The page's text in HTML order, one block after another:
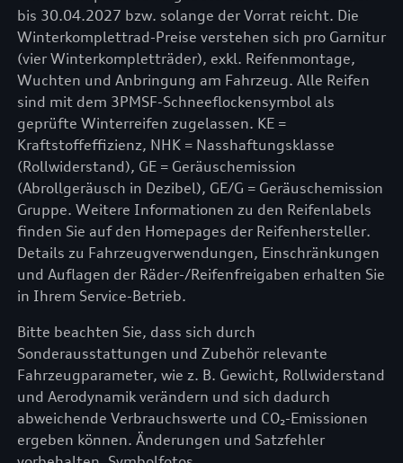
bis 30.04.2027 bzw. solange der Vorrat reicht. Die
Winterkomplettrad-Preise verstehen sich pro Garnitur
(vier Winterkompletträder), exkl. Reifenmontage,
Wuchten und Anbringung am Fahrzeug. Alle Reifen
sind mit dem 3PMSF-Schneeflockensymbol als
geprüfte Winterreifen zugelassen. KE =
Kraftstoffeffizienz, NHK = Nasshaftungsklasse
(Rollwiderstand), GE = Geräuschemission
(Abrollgeräusch in Dezibel), GE/G = Geräuschemission
Gruppe. Weitere Informationen zu den Reifenlabels
finden Sie auf den Homepages der Reifenhersteller.
Details zu Fahrzeugverwendungen, Einschränkungen
und Auflagen der Räder-/Reifenfreigaben erhalten Sie
in Ihrem Service-Betrieb.
Bitte beachten Sie, dass sich durch
Sonderausstattungen und Zubehör relevante
Fahrzeugparameter, wie z. B. Gewicht, Rollwiderstand
und Aerodynamik verändern und sich dadurch
abweichende Verbrauchswerte und CO₂-Emissionen
ergeben können. Änderungen und Satzfehler